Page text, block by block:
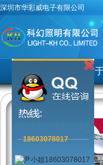
深圳市华彩威电子有限公司
首页 关
18603078017